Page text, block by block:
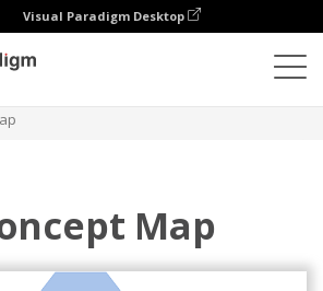
Visual Paradigm Desktop
Map